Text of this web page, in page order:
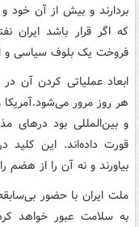
بردارند و بیش از آن خود
که اگر قرار باشد
فروخت یک بلوف سیاسی و
ابعاد عملیاتی کردن آن
هر روز مرور
و بین‌المللی بود درهای
قورت داده‌اند. این کلید
بیاورند و نه آن را از هضم
ملت ایران با حضور
به سلامت عبور خواهد